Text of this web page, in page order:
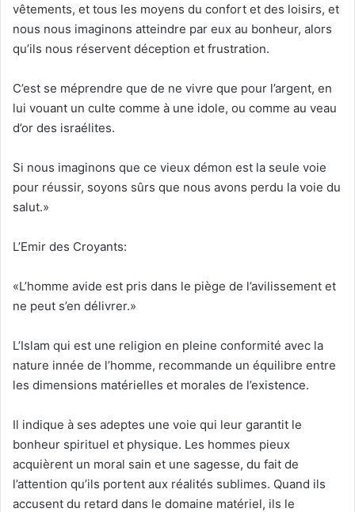
vêtements, et tous les moyens du confort et des loisirs, et
nous nous imaginons atteindre par eux au bonheur, alors
qu’ils nous réservent déception et frustration.
C’est se méprendre que de ne vivre que pour l’argent, en
lui vouant un culte comme à une idole, ou comme au veau
d’or des israélites.
Si nous imaginons que ce vieux démon est la seule voie
pour réussir, soyons sûrs que nous avons perdu la voie du
salut.»
L’Emir des Croyants:
«L’homme avide est pris dans le piège de l’avilissement et
ne peut s’en délivrer.»
L’Islam qui est une religion en pleine conformité avec la
nature innée de l’homme, recommande un équilibre entre
les dimensions matérielles et morales de l’existence.
Il indique à ses adeptes une voie qui leur garantit le
bonheur spirituel et physique. Les hommes pieux
acquièrent un moral sain et une sagesse, du fait de
l’attention qu’ils portent aux réalités sublimes. Quand ils
accusent du retard dans le domaine matériel, ils le